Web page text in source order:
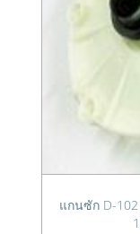
แกนซัก D-102